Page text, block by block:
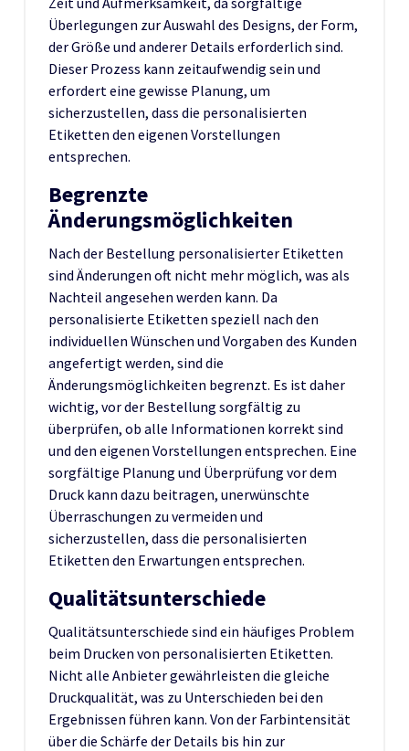
Überlegungen zur Auswahl des Designs, der Form,
der Größe und anderer Details erforderlich sind.
Dieser Prozess kann zeitaufwendig sein und
erfordert eine gewisse Planung, um
sicherzustellen, dass die personalisierten
Etiketten den eigenen Vorstellungen
entsprechen.
Begrenzte
Änderungsmöglichkeiten
Nach der Bestellung personalisierter Etiketten
sind Änderungen oft nicht mehr möglich, was als
Nachteil angesehen werden kann. Da
personalisierte Etiketten speziell nach den
individuellen Wünschen und Vorgaben des Kunden
angefertigt werden, sind die
Änderungsmöglichkeiten begrenzt. Es ist daher
wichtig, vor der Bestellung sorgfältig zu
überprüfen, ob alle Informationen korrekt sind
und den eigenen Vorstellungen entsprechen. Eine
sorgfältige Planung und Überprüfung vor dem
Druck kann dazu beitragen, unerwünschte
Überraschungen zu vermeiden und
sicherzustellen, dass die personalisierten
Etiketten den Erwartungen entsprechen.
Qualitätsunterschiede
Qualitätsunterschiede sind ein häufiges Problem
beim Drucken von personalisierten Etiketten.
Nicht alle Anbieter gewährleisten die gleiche
Druckqualität, was zu Unterschieden bei den
Ergebnissen führen kann. Von der Farbintensität
über die Schärfe der Details bis hin zur